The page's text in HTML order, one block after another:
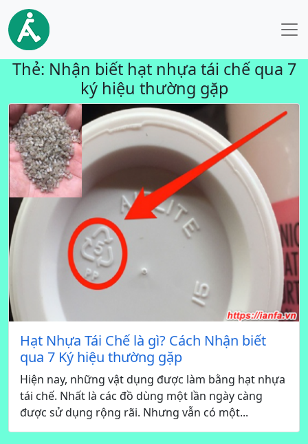
Thẻ: Nhận biết hạt nhựa tái chế qua 7
ký hiệu thường gặp
Hạt Nhựa Tái Chế là gì? Cách Nhận biết
qua 7 Ký hiệu thường gặp
Hiện nay, những vật dụng được làm bằng hạt nhựa
tái chế. Nhất là các đồ dùng một lần ngày càng
được sử dụng rộng rãi. Nhưng vẫn có một...